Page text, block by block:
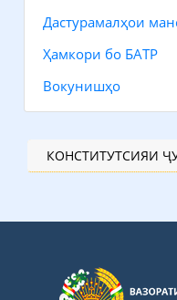
Дастурамалҳои
Ҳамкори бо БАТР
Вокунишҳо
КОНСТИТУТСИЯИ